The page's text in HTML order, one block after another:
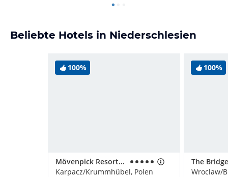
Beliebte Hotels in Niederschlesien
100%
Mövenpick Resort & Spa Karpacz
Karpacz/Krummhübel, Polen
100%
Wroclaw/